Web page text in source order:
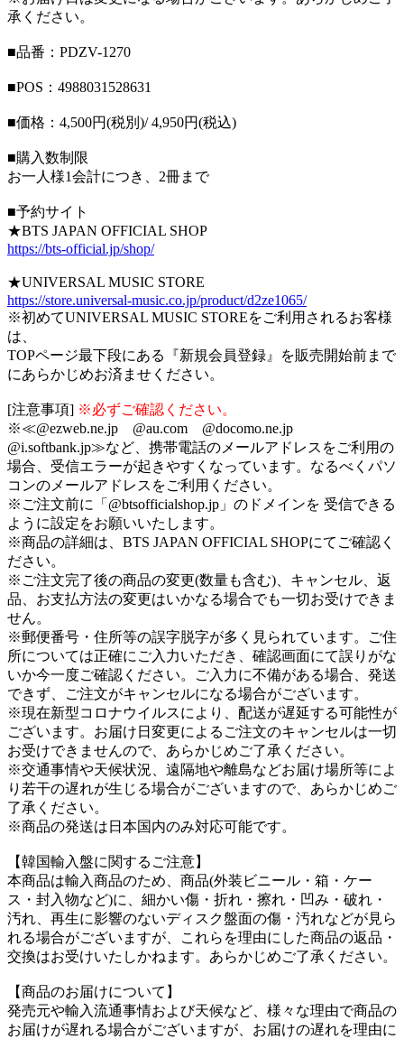
承ください。
■品番：PDZV-1270
■POS：4988031528631
■価格：4,500円(税別)/ 4,950円(税込)
■購入数制限
お一人様1会計につき、2冊まで
■予約サイト
★BTS JAPAN OFFICIAL SHOP
https://bts-official.jp/shop/
★UNIVERSAL MUSIC STORE
https://store.universal-music.co.jp/product/d2ze1065/
※初めてUNIVERSAL MUSIC STOREをご利用されるお客様
は、
TOPページ最下段にある『新規会員登録』を販売開始前まで
にあらかじめお済ませください。
[注意事項] ※必ずご確認ください。
※≪@ezweb.ne.jp @au.com @docomo.ne.jp
@i.softbank.jp≫など、携帯電話のメールアドレスをご利用の
場合、受信エラーが起きやすくなっています。なるべくパソ
コンのメールアドレスをご利用ください。
※ご注文前に「@btsofficialshop.jp」のドメインを 受信できる
ように設定をお願いいたします。
※商品の詳細は、BTS JAPAN OFFICIAL SHOPにてご確認く
ださい。
※ご注文完了後の商品の変更(数量も含む)、キャンセル、返
品、お支払方法の変更はいかなる場合でも一切お受けできま
せん。
※郵便番号・住所等の誤字脱字が多く見られています。ご住
所については正確にご入力いただき、確認画面にて誤りがな
いか今一度ご確認ください。ご入力に不備がある場合、発送
できず、ご注文がキャンセルになる場合がございます。
※現在新型コロナウイルスにより、配送が遅延する可能性が
ございます。お届け日変更によるご注文のキャンセルは一切
お受けできませんので、あらかじめご了承ください。
※交通事情や天候状況、遠隔地や離島などお届け場所等によ
り若干の遅れが生じる場合がございますので、あらかじめご
了承ください。
※商品の発送は日本国内のみ対応可能です。
【韓国輸入盤に関するご注意】
本商品は輸入商品のため、商品(外装ビニール・箱・ケー
ス・封入物など)に、細かい傷・折れ・擦れ・凹み・破れ・
汚れ、再生に影響のないディスク盤面の傷・汚れなどが見ら
れる場合がございますが、これらを理由にした商品の返品・
交換はお受けいたしかねます。あらかじめご了承ください。
【商品のお届けについて】
発売元や輸入流通事情および天候など、様々な理由で商品の
お届けが遅れる場合がございますが、お届けの遅れを理由に